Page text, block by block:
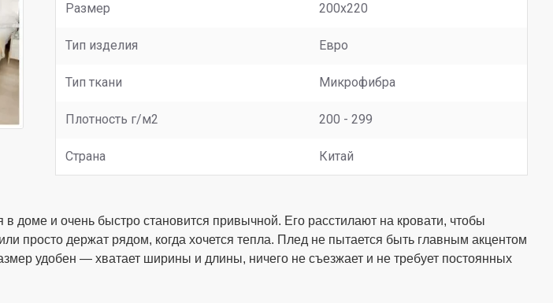
Размер 200х220
Тип изделия Евро
Тип ткани Микрофибра
Плотность г/м2 200 - 299
Страна Китай
и очень быстро становится привычной. Его расстилают на кровати, чтобы
просто держат рядом, когда хочется тепла. Плед не пытается быть главным акцентом
удобен — хватает ширины и длины, ничего не съезжает и не требует постоянных